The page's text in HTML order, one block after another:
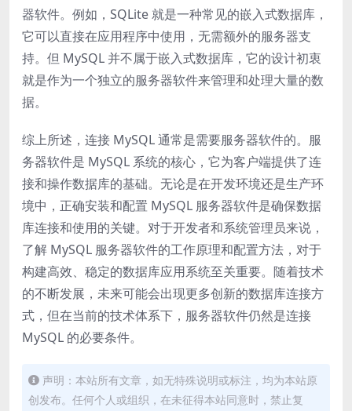
器软件。例如，SQLite 就是一种常见的嵌入式数据库，
它可以直接在应用程序中使用，无需额外的服务器支
持。但 MySQL 并不属于嵌入式数据库，它的设计初衷
就是作为一个独立的服务器软件来管理和处理大量的数
据。
综上所述，连接 MySQL 通常是需要服务器软件的。服
务器软件是 MySQL 系统的核心，它为客户端提供了连
接和操作数据库的基础。无论是在开发环境还是生产环
境中，正确安装和配置 MySQL 服务器软件是确保数据
库连接和使用的关键。对于开发者和系统管理员来说，
了解 MySQL 服务器软件的工作原理和配置方法，对于
构建高效、稳定的数据库应用系统至关重要。随着技术
的不断发展，未来可能会出现更多创新的数据库连接方
式，但在当前的技术体系下，服务器软件仍然是连接
MySQL 的必要条件。
声明：本站所有文章，如无特殊说明或标注，均为本站原
创发布。任何个人或组织，在未征得本站同意时，禁止复